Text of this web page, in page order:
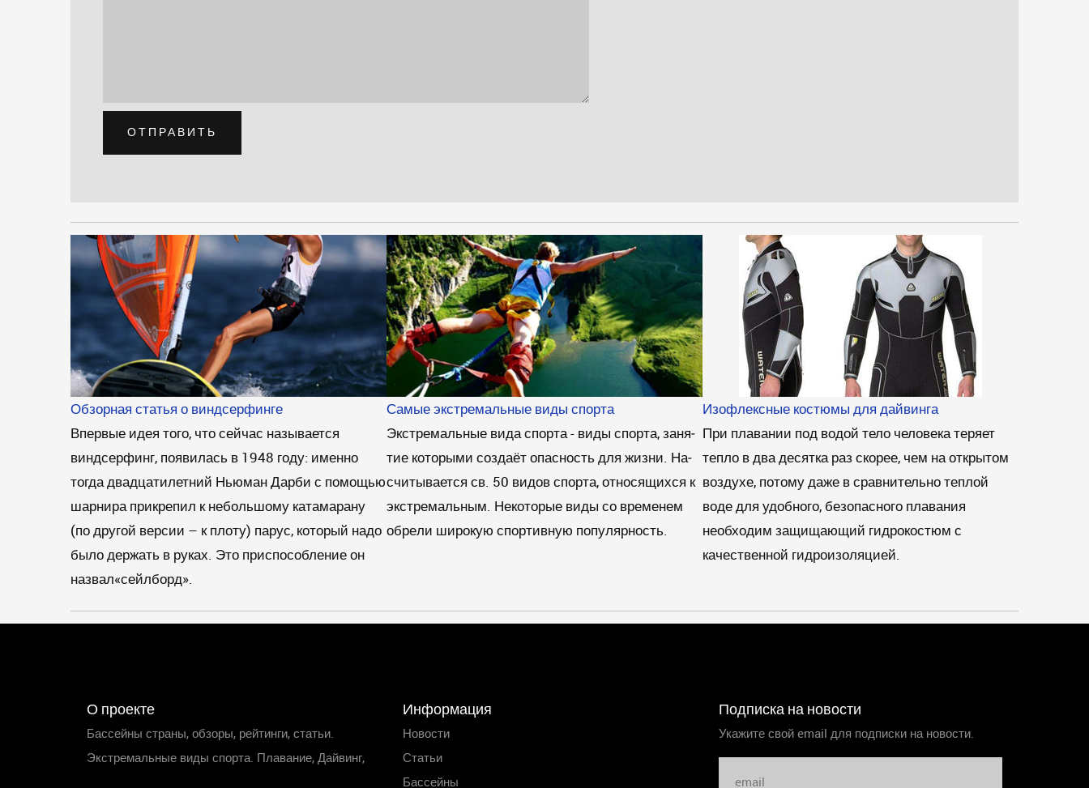
ОТПРАВИТЬ
Обзорная статья о виндсерфинге
Впервые идея того, что сейчас называется
виндсерфинг, появилась в 1948 году: именно
тогда двадцатилетний Ньюман Дарби с помощью
шарнира прикрепил к небольшому катамарану
(по другой версии – к плоту) парус, который надо
было держать в руках. Это приспособление он
назвал«сейлборд».
Самые экстремальные виды спорта
Экстремальные вида спорта - ви­ды спор­та, за­ня­
тие ко­то­ры­ми соз­да­ёт опас­ность для жиз­ни. На­
счи­ты­ва­ет­ся св. 50 ви­дов спор­та, от­но­ся­щих­ся к
экс­тре­маль­ным. Не­ко­то­рые ви­ды со вре­ме­нем
об­ре­ли ши­ро­кую спортивную по­пу­ляр­ность.
Изофлексные костюмы для дайвинга
При плавании под водой тело человека теряет
тепло в два десятка раз скорее, чем на открытом
воздухе, потому даже в сравнительно теплой
воде для удобного, безопасного плавания
необходим защищающий гидрокостюм с
качественной гидроизоляцией.
О проекте
Бассейны страны, обзоры, рейтинги, статьи.
Экстремальные виды спорта. Плавание, Дайвинг,
Информация
Новости
Статьи
Бассейны
Подписка на новости
Укажите свой email для подписки на новости.